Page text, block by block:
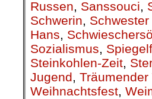
Russen, Sanssouci,
Schwerin,
Hans,
Sozialismus,
Steinkohlen-Zeit,
Jugend, Träumender
Weihnachtsfest,